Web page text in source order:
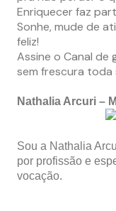
Enriquecer faz
Sonhe, mude de
feliz!
Assine o Canal de
sem frescura toda
Nathalia Arcuri –
Sou a Nathalia
por profissão e
vocação.